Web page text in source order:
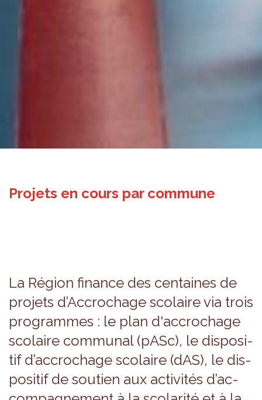
Projets en cours par commune
La Région finance des cen­taines de
pro­jets d’Ac­cro­chage sco­laire via trois
pro­grammes : le plan d'ac­cro­chage
sco­laire com­mu­nal (pASc), le dis­po­si­
tif d’ac­cro­chage sco­laire (dAS), le dis­
po­si­tif de sou­tien aux acti­vi­tés d’ac­